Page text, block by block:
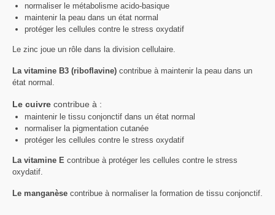
normaliser le métabolisme acido-basique
maintenir la peau dans un état normal
protéger les cellules contre le stress oxydatif
Le zinc joue un rôle dans la division cellulaire.
La vitamine B3 (riboflavine) contribue à maintenir la peau dans un
état normal.
Le cuivre contribue à :
maintenir le tissu conjonctif dans un état normal
normaliser la pigmentation cutanée
protéger les cellules contre le stress oxydatif
La vitamine E contribue à protéger les cellules contre le stress
oxydatif.
Le manganèse contribue à normaliser la formation de tissu conjonctif.